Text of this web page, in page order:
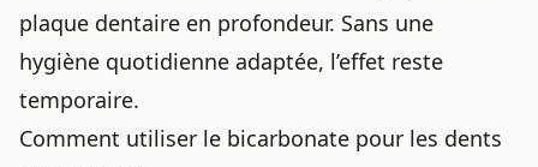
plaque dentaire en profondeur. Sans une
hygiène quotidienne adaptée, l’effet reste
temporaire.
Comment utiliser le bicarbonate pour les dents